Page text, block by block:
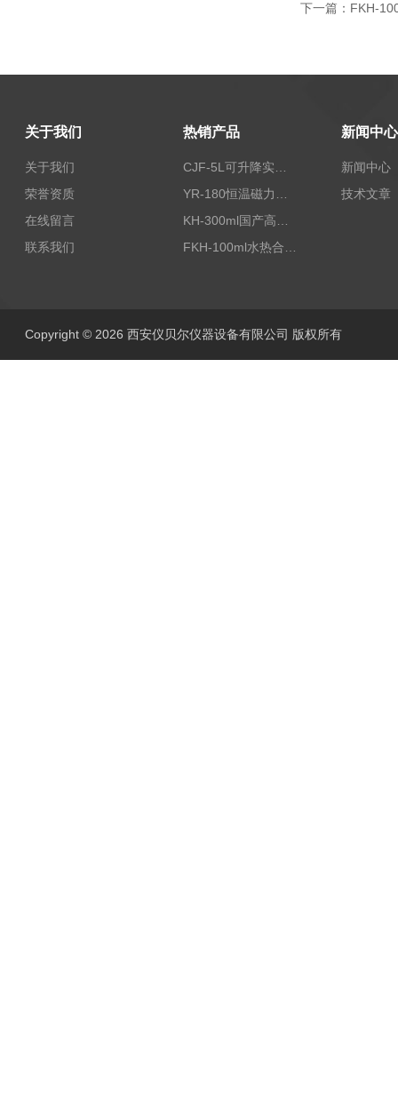
下一篇： FKH-
关于我们
关于我们
荣誉资质
在线留言
联系我们
热销产品 新闻中心
新闻中心
技术文章
Copyright © 2026 西安仪贝尔仪器设备有限公司 版权所有